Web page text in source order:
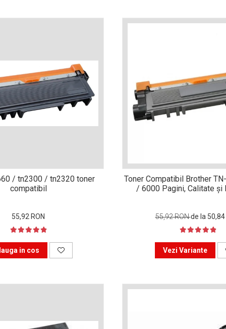
/ tn2300 / tn2320 toner
compatibil
55,92 RON
in cos
Toner Compatibil Brother
/ 6000 Pagini, Calitate și
55,92 RONde la 50,84
Vezi Variante